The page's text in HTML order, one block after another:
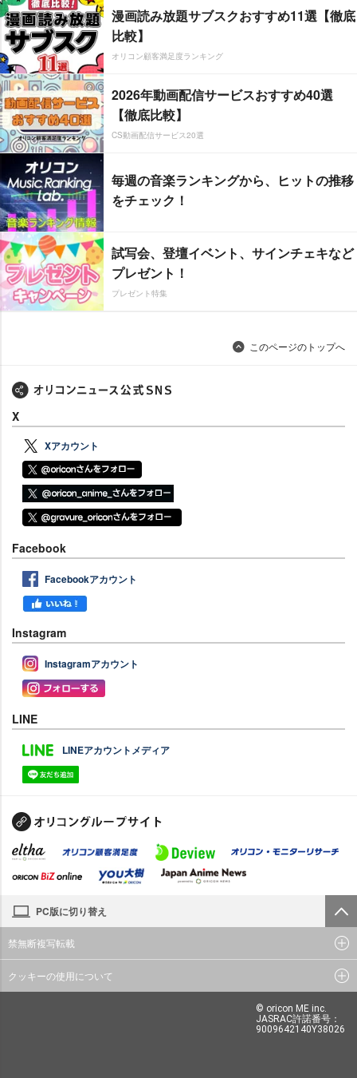
漫画読み放題サブスクおすすめ11選【徹底
比較】
オリコン顧客満足度ランキング
2026年動画配信サービスおすすめ40選
【徹底比較】
CS動画配信サービス20選
毎週の音楽ランキングから、ヒットの推移
をチェック！
試写会、登壇イベント、サインチェキなど
プレゼント！
プレゼント特集
このページのトップへ
X
Xアカウント
Facebook
Facebookアカウント
Instagram
Instagramアカウント
LINE
LINEアカウントメディア
PC版に切り替え
禁無断複写転載
クッキーの使用について
© oricon ME inc.
JASRAC許諾番号：
9009642140Y38026